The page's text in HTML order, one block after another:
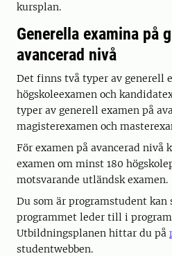
kursplan.
Generella examina på
avancerad nivå
Det finns två typer av generell
högskoleexamen och
typer av generell examen på
magisterexamen och
För examen på avancerad nivå
examen om minst 180
motsvarande utländsk examen.
Du som är programstudent
programmet leder till i
Utbildningsplanen hittar du på
studentwebben.